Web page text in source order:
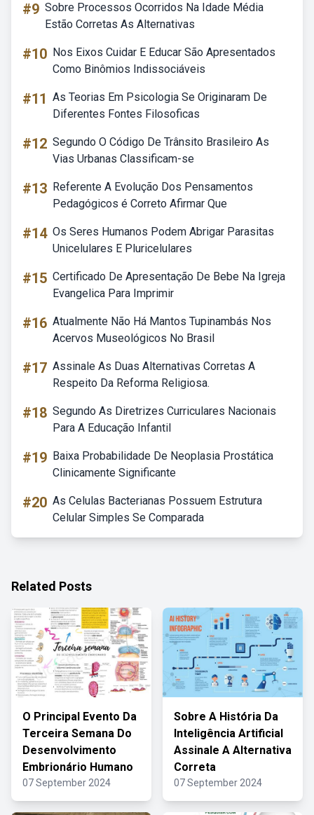
#9 Sobre Processos Ocorridos Na Idade Média
Estão Corretas As Alternativas
#10 Nos Eixos Cuidar E Educar São Apresentados
Como Binômios Indissociáveis
#11 As Teorias Em Psicologia Se Originaram De
Diferentes Fontes Filosoficas
#12 Segundo O Código De Trânsito Brasileiro As
Vias Urbanas Classificam-se
#13 Referente A Evolução Dos Pensamentos
Pedagógicos é Correto Afirmar Que
#14 Os Seres Humanos Podem Abrigar Parasitas
Unicelulares E Pluricelulares
#15 Certificado De Apresentação De Bebe Na Igreja
Evangelica Para Imprimir
#16 Atualmente Não Há Mantos Tupinambás Nos
Acervos Museológicos No Brasil
#17 Assinale As Duas Alternativas Corretas A
Respeito Da Reforma Religiosa.
#18 Segundo As Diretrizes Curriculares Nacionais
Para A Educação Infantil
#19 Baixa Probabilidade De Neoplasia Prostática
Clinicamente Significante
#20 As Celulas Bacterianas Possuem Estrutura
Celular Simples Se Comparada
Related Posts
O Principal Evento Da
Terceira Semana Do
Desenvolvimento
Embrionário Humano
07 September 2024
Sobre A História Da
Inteligência Artificial
Assinale A Alternativa
Correta
07 September 2024